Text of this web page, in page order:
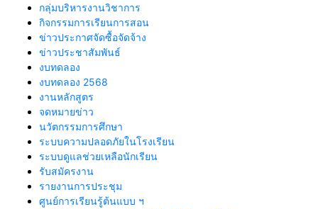
กลุ่มบริหารงานวิชาการ
กิจกรรมการเรียนการสอน
ข่าวประกาศจัดซื้อจัดจ้าง
ข่าวประชาสัมพันธ์
งบทดลอง
งบทดลอง 2568
งานหลักสูตร
จดหมายข่าว
นวัตกรรมการศึกษา
ระบบความปลอดภัยในโรงเรียน
ระบบดูแลช่วยเหลือนักเรียน
รับสมัครงาน
รายงานการประชุม
ศูนย์การเรียนรู้ต้นแบบ ฯ